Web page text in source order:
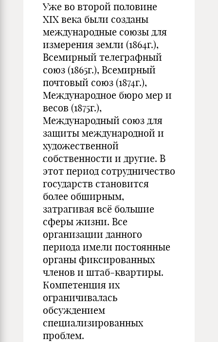
Уже во второй половине
XIX века были созданы
международные союзы для
измерения земли (1864г.),
Всемирный телеграфный
союз (1865г.), Всемирный
почтовый союз (1874г.),
Международное бюро мер и
весов (1875г.),
Международный союз для
защиты международной и
художественной
собственности и другие. В
этот период сотрудничество
государств становится
более обширным,
затрагивая всё большие
сферы жизни. Все
организации данного
периода имели постоянные
органы фиксированных
членов и штаб-квартиры.
Компетенция их
ограничивалась
обсуждением
специализированных
проблем.